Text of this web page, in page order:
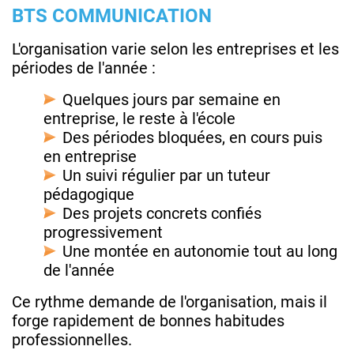
BTS COMMUNICATION
L'organisation varie selon les entreprises et les
périodes de l'année :
Quelques jours par semaine en
entreprise, le reste à l'école
Des périodes bloquées, en cours puis
en entreprise
Un suivi régulier par un tuteur
pédagogique
Des projets concrets confiés
progressivement
Une montée en autonomie tout au long
de l'année
Ce rythme demande de l'organisation, mais il
forge rapidement de bonnes habitudes
professionnelles.